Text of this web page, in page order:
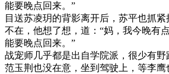
能要晚点回来。”
目送苏凌玥的背影离开后，苏平也抓紧
不在，他想了想，道：“妈，我今晚有
能要晚点回来。”
战宠师几乎都是出自学院派，很少有野
范玉荆也没在意，坐到驾驶上，等李